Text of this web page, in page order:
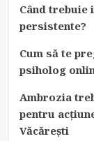
Când trebuie
persistente?
Cum să te
psiholog
Ambrozia
pentru
Văcărești